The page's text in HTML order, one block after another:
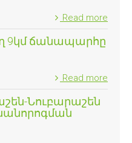
Read more
9կմ ճանապարհը
Read more
Նուբարաշեն